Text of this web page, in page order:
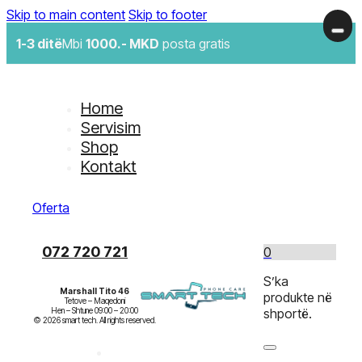
Skip to main content Skip to footer
1-3 ditëMbi 1000.- MKD posta gratis
Home
Servisim
Shop
Kontakt
Oferta
072 720 721
Marshall Tito 46
Tetove – Maqedoni
Hen – Shtune 09:00 – 20:00
0
S’ka
produkte në
shportë.